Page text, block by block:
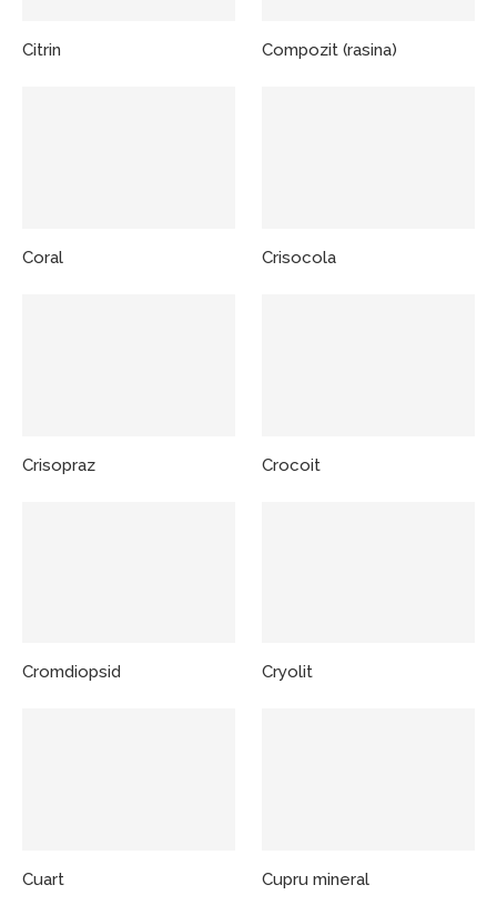
Citrin Compozit (rasina)
Coral Crisocola
Crisopraz Crocoit
Cromdiopsid Cryolit
Cuart Cupru mineral